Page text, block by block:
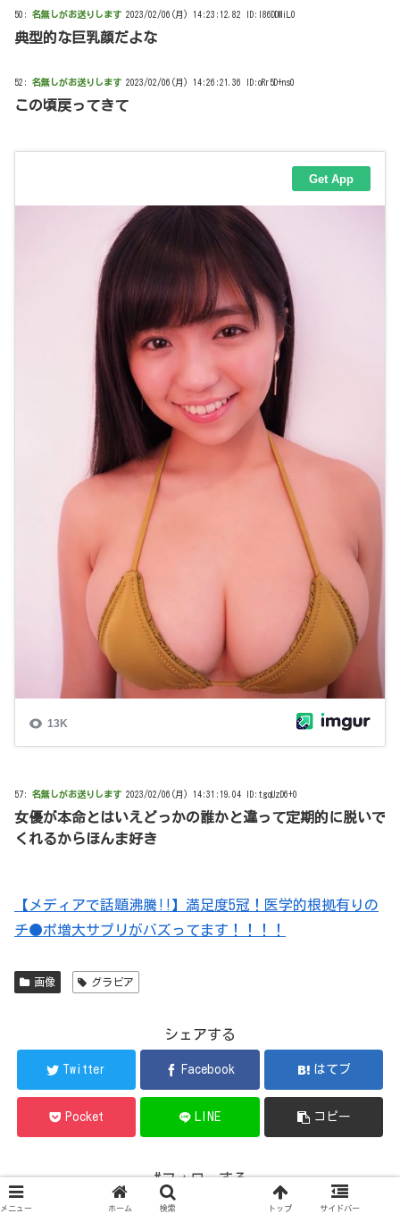
50: 名無しがお送りします 2023/02/06(月) 14:23:12.82 ID:I86DDMiL0
典型的な巨乳顔だよな
52: 名無しがお送りします 2023/02/06(月) 14:26:21.36 ID:oRr5D+ns0
この頃戻ってきて
57: 名無しがお送りします 2023/02/06(月) 14:31:19.04 ID:tgqUzD6+0
女優が本命とはいえどっかの誰かと違って定期的に脱いで
くれるからほんま好き
【メディアで話題沸騰!!】満足度5冠！医学的根拠有りの
チ●ポ増大サプリがバズってます！！！！
画像 グラビア
シェアする
Twitter Facebook はてブ
Pocket LINE コピー
#フォローする
メニュー ホーム 検索 トップ サイドバー